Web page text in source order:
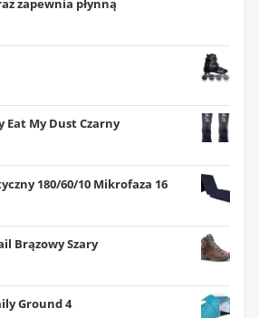
zapewnia płynną
My Dust Czarny
180/60/10 Mikrofaza 16
Brązowy Szary
Ground 4